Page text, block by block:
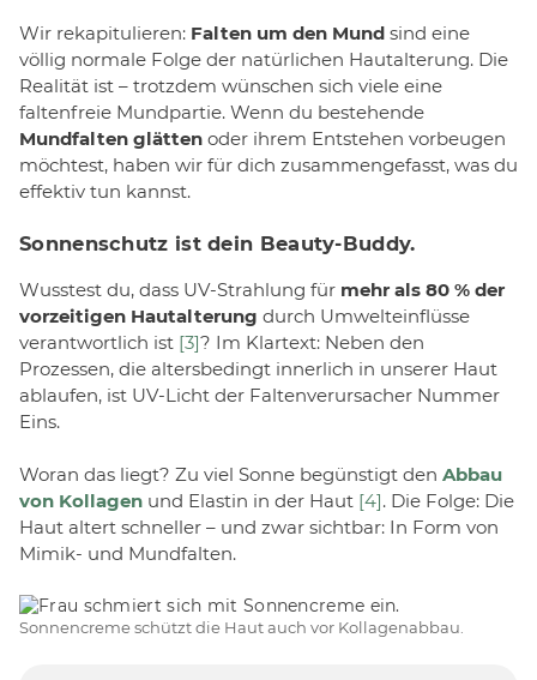
Wir rekapitulieren: Falten um den Mund sind eine
völlig normale Folge der natürlichen Hautalterung. Die
Realität ist – trotzdem wünschen sich viele eine
faltenfreie Mundpartie. Wenn du bestehende
Mundfalten glätten oder ihrem Entstehen vorbeugen
möchtest, haben wir für dich zusammengefasst, was du
effektiv tun kannst.
Sonnenschutz ist dein Beauty-Buddy.
Wusstest du, dass UV-Strahlung für mehr als 80 % der
vorzeitigen Hautalterung durch Umwelteinflüsse
verantwortlich ist [3]? Im Klartext: Neben den
Prozessen, die altersbedingt innerlich in unserer Haut
ablaufen, ist UV-Licht der Faltenverursacher Nummer
Eins.
Woran das liegt? Zu viel Sonne begünstigt den Abbau
von Kollagen und Elastin in der Haut [4]. Die Folge: Die
Haut altert schneller – und zwar sichtbar: In Form von
Mimik- und Mundfalten.
Sonnencreme schützt die Haut auch vor Kollagenabbau.